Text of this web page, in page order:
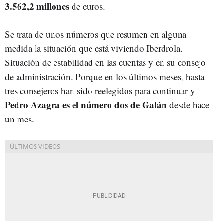
3.562,2 millones de euros.
Se trata de unos números que resumen en alguna
medida la situación que está viviendo Iberdrola.
Situación de estabilidad en las cuentas y en su consejo
de administración. Porque en los últimos meses, hasta
tres consejeros han sido reelegidos para continuar y
Pedro Azagra es el número dos de Galán desde hace
un mes.